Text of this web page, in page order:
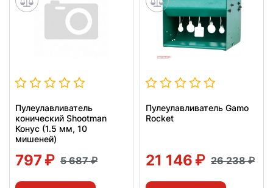
Пулеулавливатель
конический Shootman
Конус (1.5 мм, 10
мишеней)
797 5 687
Пулеулавливатель Gamo
Rocket
21 146 26 238